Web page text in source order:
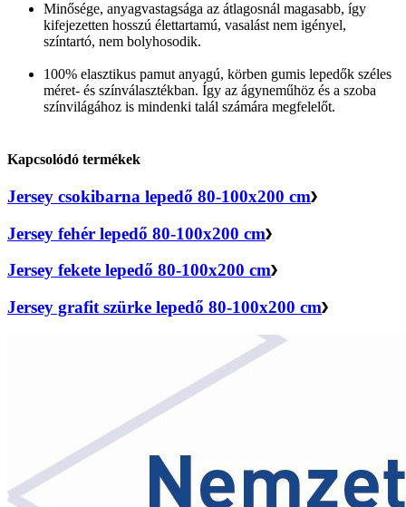
Minősége, anyagvastagsága az átlagosnál magasabb, így
kifejezetten hosszú élettartamú, vasalást nem igényel,
színtartó, nem bolyhosodik.
100% elasztikus pamut anyagú, körben gumis lepedők széles
méret- és színválasztékban. Így az ágyneműhöz és a szoba
színvilágához is mindenki talál számára megfelelőt.
Kapcsolódó termékek
Jersey csokibarna lepedő 80-100x200 cm
Jersey fehér lepedő 80-100x200 cm
Jersey fekete lepedő 80-100x200 cm
Jersey grafit szürke lepedő 80-100x200 cm